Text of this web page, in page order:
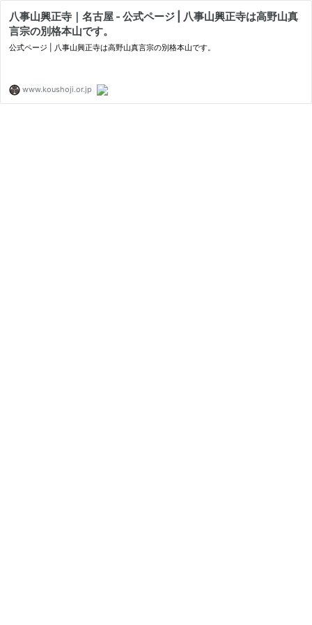
八事山興正寺｜名古屋 - 公式ページ | 八事山興正寺は高野山真
言宗の別格本山です。
公式ページ | 八事山興正寺は高野山真言宗の別格本山です。
www.koushoji.or.jp